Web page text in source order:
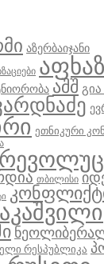
აზერბაიჯანი
აშშ
ეთნიკური
თბილისი
რესპუბლიკა